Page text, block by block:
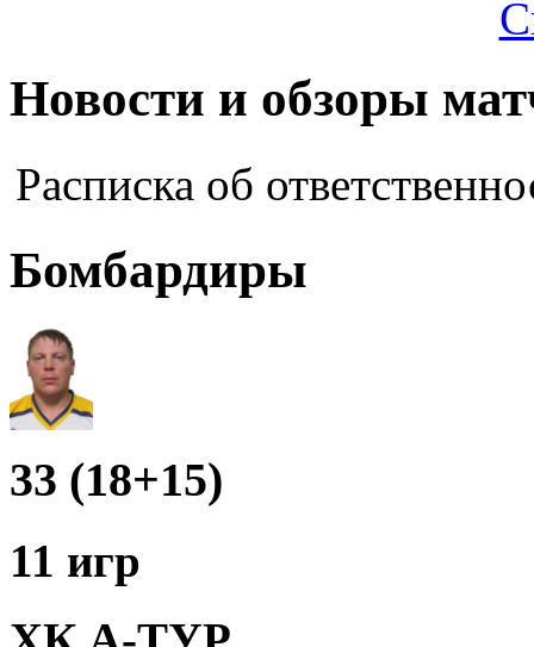
Новости и обзоры
Расписка об
Бомбардиры
33 (18+15)
11 игр